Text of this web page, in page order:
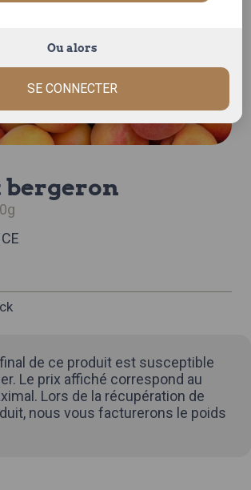
bergeron
de ce produit est susceptible
Le prix affiché correspond au
Lors de la récupération de
nous vous facturerons le poids
Ou alors
SE CONNECTER